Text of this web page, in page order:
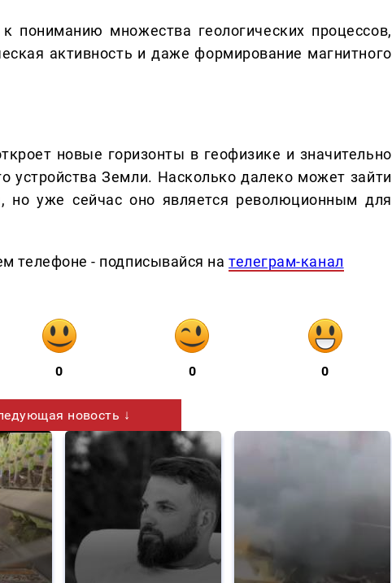
множества геологических процессов,
активность и даже формирование магнитного
новые горизонты в геофизике и значительно
устройства Земли. Насколько далеко может зайти
но уже сейчас оно является революционным для
телефоне - подписывайся нателеграм-канал
0 0 0
новость ↓